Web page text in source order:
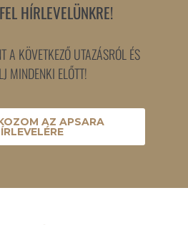
HÍRLEVELÜNKRE!
A KÖVETKEZŐ UTAZÁSRÓL ÉS
MINDENKI ELŐTT!
AZ APSARA